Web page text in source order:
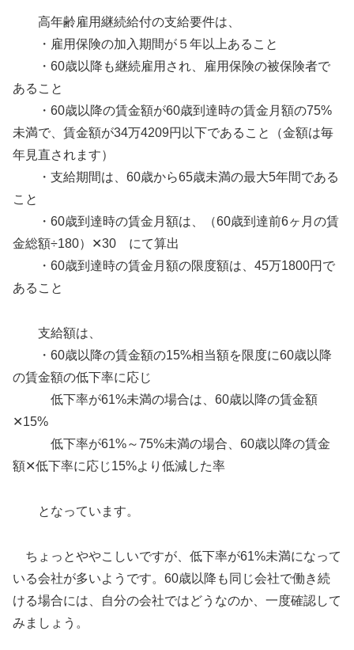
高年齢雇用継続給付の支給要件は、
・雇用保険の加入期間が５年以上あること
・60歳以降も継続雇用され、雇用保険の被保険者で
あること
・60歳以降の賃金額が60歳到達時の賃金月額の75%
未満で、賃金額が34万4209円以下であること（金額は毎
年見直されます）
・支給期間は、60歳から65歳未満の最大5年間である
こと
・60歳到達時の賃金月額は、（60歳到達前6ヶ月の賃
金総額÷180）✕30 にて算出
・60歳到達時の賃金月額の限度額は、45万1800円で
あること
支給額は、
・60歳以降の賃金額の15%相当額を限度に60歳以降
の賃金額の低下率に応じ
低下率が61%未満の場合は、60歳以降の賃金額
✕15%
低下率が61%～75%未満の場合、60歳以降の賃金
額✕低下率に応じ15%より低減した率
となっています。
ちょっとややこしいですが、低下率が61%未満になって
いる会社が多いようです。60歳以降も同じ会社で働き続
ける場合には、自分の会社ではどうなのか、一度確認して
みましょう。